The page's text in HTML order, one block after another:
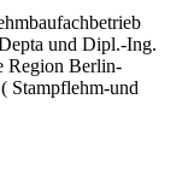
und Dipl.-Ing.
Region Berlin-
Stampflehm-und